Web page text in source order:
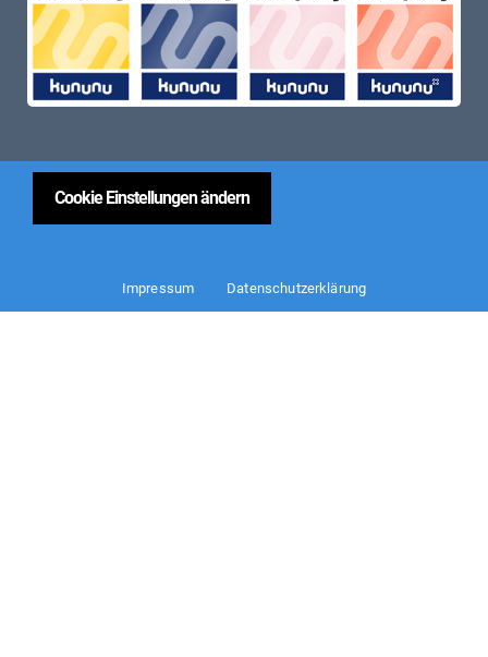
Cookie Einstellungen ändern
Impressum Datenschutzerklärung